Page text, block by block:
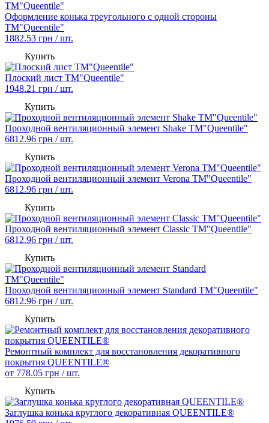
Оформление конька треугольного с одной стороны
TM"Queentile"
1882.53 грн / шт.
Купить
Плоский лист TM"Queentile"
1948.21 грн / шт.
Купить
Проходной вентиляционный элемент Shake TM"Queentile"
6812.96 грн / шт.
Купить
Проходной вентиляционный элемент Verona TM"Queentile"
6812.96 грн / шт.
Купить
Проходной вентиляционный элемент Classic TM"Queentile"
6812.96 грн / шт.
Купить
Проходной вентиляционный элемент Standard TM"Queentile"
6812.96 грн / шт.
Купить
Pемонтный комплект для восстановления декоративного
покрытия QUEENTILE®
от 778.05 грн / шт.
Купить
Заглушка конька круглого декоративная QUEENTILE®